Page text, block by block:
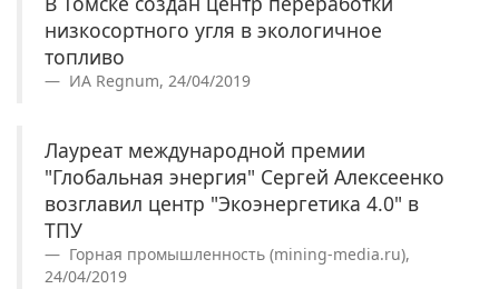
низкосортного угля в экологичное
топливо
ИА Regnum, 24/04/2019
Лауреат международной премии
"Глобальная энергия" Сергей Алексеенко
возглавил центр "Экоэнергетика 4.0" в
ТПУ
Горная промышленность (mining-media.ru),
24/04/2019